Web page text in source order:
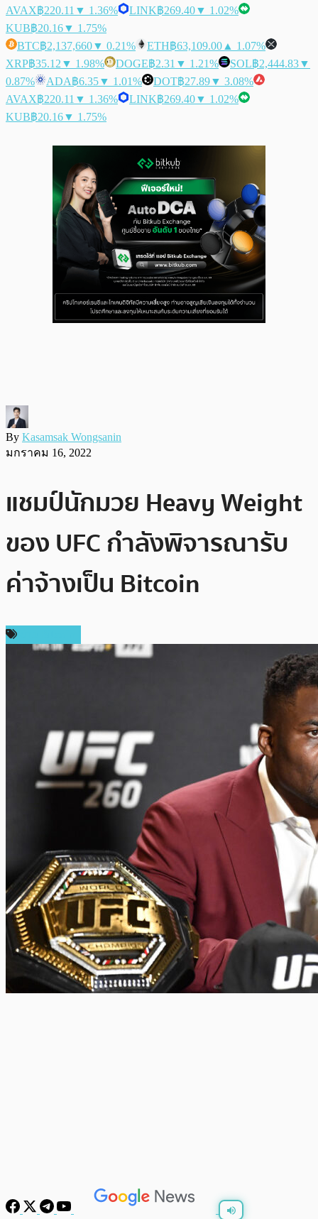
AVAX฿220.11 ▼ 1.36% LINK฿269.40▼ 1.02%
KUB฿20.16▼ 1.75%
BTC฿2,137,660▼ 0.21% ETH฿63,109.00 ▲ 1.07%
XRP฿35.12 ▼ 1.98% DOGE฿2.31 ▼ 1.21% SOL฿2,444.83▼
0.87%
ADA฿6.35▼ 1.01% DOT฿27.89▼ 3.08%
AVAX฿220.11 ▼ 1.36% LINK฿269.40▼ 1.02%
KUB฿20.16▼ 1.75%
By Kasamsak Wongsanin
มกราคม 16, 2022
แชมป์นักมวย Heavy Weight
ของ UFC กำลังพิจารณารับ
ค่าจ้างเป็น Bitcoin